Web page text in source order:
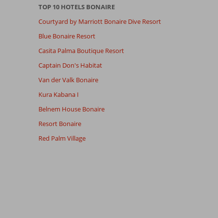
TOP 10 HOTELS BONAIRE
Courtyard by Marriott Bonaire Dive Resort
Blue Bonaire Resort
Casita Palma Boutique Resort
Captain Don's Habitat
Van der Valk Bonaire
Kura Kabana I
Belnem House Bonaire
Resort Bonaire
Red Palm Village